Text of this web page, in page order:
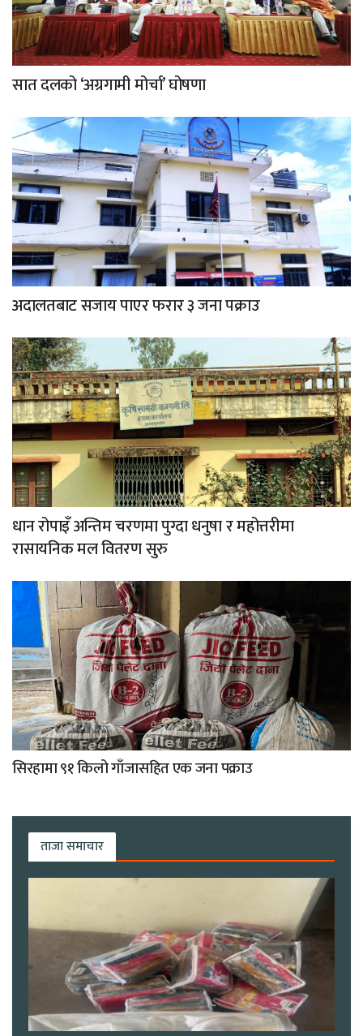
सात दलको ‘अग्रगामी मोर्चा’ घोषणा
अदालतबाट सजाय पाएर फरार ३ जना पक्राउ
धान रोपाइँ अन्तिम चरणमा पुग्दा धनुषा र महोत्तरीमा
रासायनिक मल वितरण सुरु
सिरहामा ९१ किलो गाँजासहित एक जना पक्राउ
ताजा समाचार